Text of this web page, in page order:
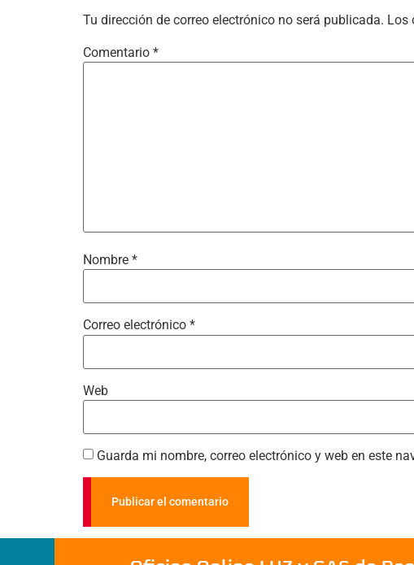
Tu dirección de correo electrónico no será publicada. Los
Comentario *
Nombre *
Correo electrónico *
Web
Guarda mi nombre, correo electrónico y web en este